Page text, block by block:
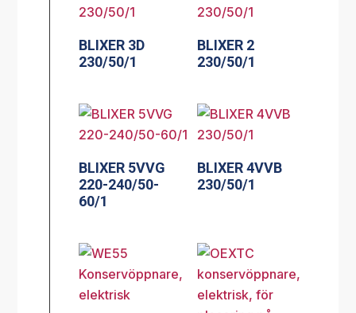
BLIXER 3D
230/50/1
BLIXER 2
230/50/1
BLIXER 5VVG
220-240/50-
60/1
BLIXER 4VVB
230/50/1